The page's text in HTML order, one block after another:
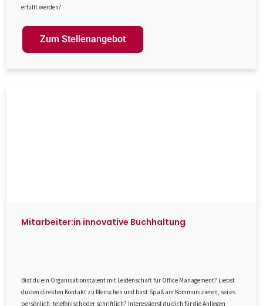
erfüllt werden?
Zum Stellenangebot
Mitarbeiter:in innovative Buchhaltung
Bist du ein Organisationstalent mit Leidenschaft für Office Management? Liebst
du den direkten Kontakt zu Menschen und hast Spaß am Kommunizieren, sei es
persönlich, telefonisch oder schriftlich? Interessierst du dich für die Anliegen